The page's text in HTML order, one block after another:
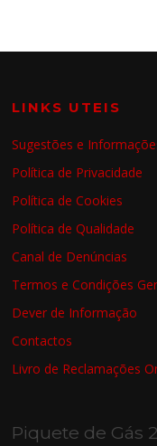
LINKS UTEIS
Sugestões e
Política de Privacidade
Política de Cookies
Política de Qualidade
Canal de Denúncias
Termos e Condições
Dever de Informação
Contactos
Livro de Reclamações
Piquete de Gás